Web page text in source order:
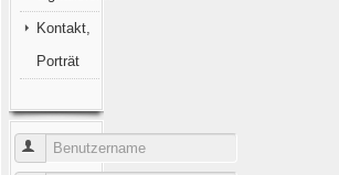
Kontakt,
Porträt
Benutzername